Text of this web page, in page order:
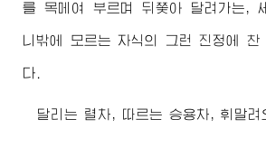
를 목메여 부르며 뒤쫓아 달려가는,
니밖에 모르는 자식의 그런 진정에 찬
다.
달리는 렬차, 따르는 승용차, 휘말